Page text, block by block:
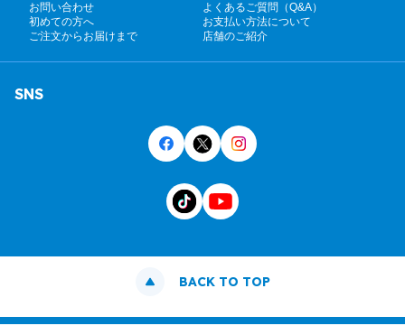
お問い合わせ
よくあるご質問（Q&A）
初めての方へ
お支払い方法について
ご注文からお届けまで
店舗のご紹介
SNS
BACK TO TOP